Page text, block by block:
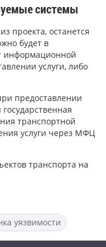
системы
проекта, останется
будет в
информационной
услуги, либо
предоставлении
транспортной
услуги через МФЦ
транспорта на
уязвимости